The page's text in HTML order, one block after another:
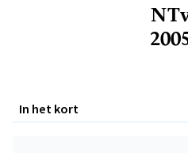
In het kort